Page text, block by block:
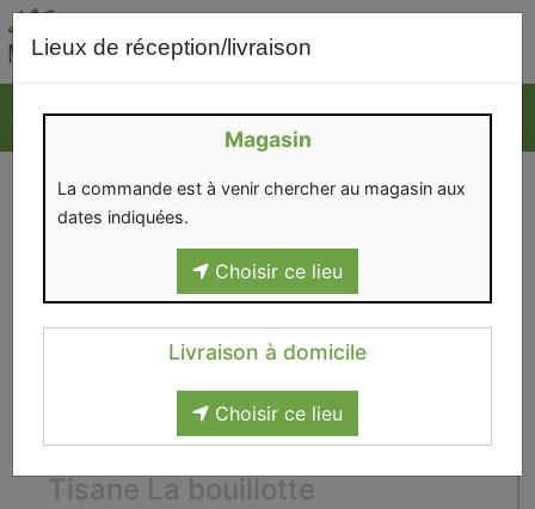
Lieux de réception/livraison
Magasin
La commande est à venir chercher au magasin aux
dates indiquées.
Choisir ce lieu
Livraison à domicile
Choisir ce lieu
Tisane La bouillotte